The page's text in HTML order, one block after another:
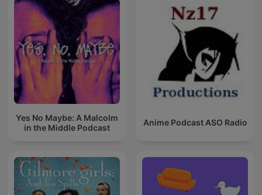
Yes No Maybe: A Malcolm
in the Middle Podcast
Anime Podcast ASO Radio